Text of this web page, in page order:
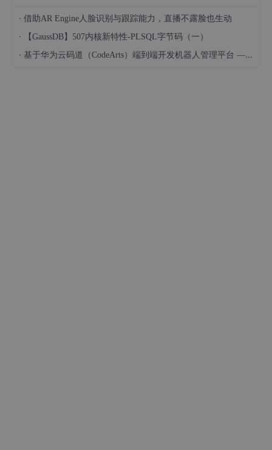
选择Linux下的Ubuntu，如果想要用Windows就选第一个。
· 借助AR Engine人脸识别与跟踪能力，直播不露脸也生动
· 【GaussDB】507内核新特性-PLSQL字节码（一）
· 基于华为云码道（CodeArts）端到端开发机器人管理平台 — 实操指导文档